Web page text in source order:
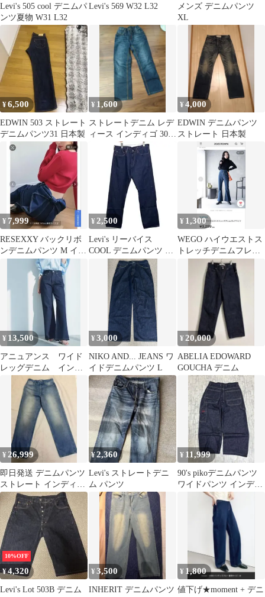
Levi's 505 cool デニムパ
ンツ夏物 W31 L32
Levi's 569 W32 L32
メンズ デニムパンツ
XL
¥6,500
EDWIN 503 ストレート
デニムパンツ31 日本製
¥ 1,600
ストレートデニム レデ
ィース インディゴ 30サ
¥4,000
EDWIN デニムパンツ
ストレート 日本製
¥ 7,999
RESEXXY バックリボ
ンデニムパンツ M イン
ディゴブルー
¥ 2,500
Levi's リーバイス
COOL デニムパンツ ス
トレート インディゴ
¥ 1,300
WEGO ハイウエストス
トレッチデニムフレア
パンツ Sサイズ 試着の
¥ 13,500
アニュアンス ワイド
レッグデニム インデ
ィゴ2サイズ
¥3,000
NIKO AND... JEANS ワ
イドデニムパンツ L
¥ 20,000
ABELIA EDOWARD
GOUCHA デニム
¥ 26,999
即日発送 デニムパンツ
ストレート インディゴ
sise3
¥2,360
Levi's ストレートデニ
ム パンツ
¥ 11,999
90's pikoデニムパンツ
ワイドパンツ インディ
10%OFF
¥4,320
Levi's Lot 503B デニム
¥3,500
INHERIT デニムパンツ
¥ 1,800
値下げ★moment + デニ